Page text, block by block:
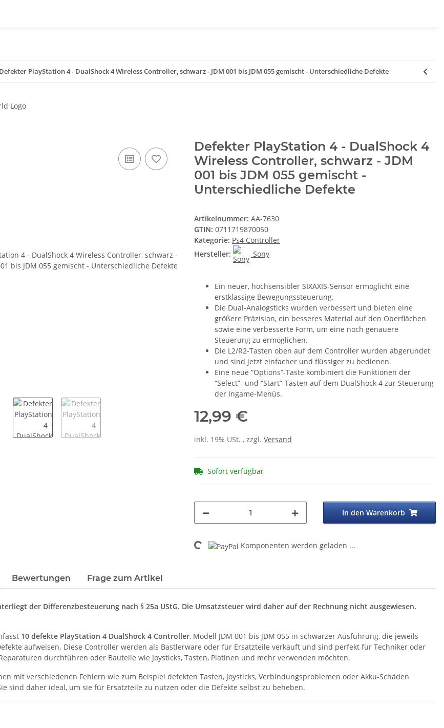
Defekter PlayStation 4 - DualShock 4 Wireless Controller, schwarz - JDM 001 bis JDM 055 gemischt - Unterschiedliche Defekte
Defekter PlayStation 4 - DualShock 4
Wireless Controller, schwarz - JDM
001 bis JDM 055 gemischt -
Unterschiedliche Defekte
Artikelnummer: AA-7630
GTIN: 0711719870050
Kategorie: Ps4 Controller
Hersteller:
Sony
Ein neuer, hochsensibler SIXAXIS-Sensor ermöglicht eine
erstklassige Bewegungssteuerung.
Die Dual-Analogsticks wurden verbessert und bieten eine
größere Präzision, ein besseres Material auf den Oberflächen
sowie eine verbesserte Form, um eine noch genauere
Steuerung zu ermöglichen.
Die L2/R2-Tasten oben auf dem Controller wurden abgerundet
und sind jetzt einfacher und flüssiger zu bedienen.
Eine neue “Options”-Taste kombiniert die Funktionen der
“Select”- und “Start”-Tasten auf dem DualShock 4 zur Steuerung
der Ingame-Menüs.
12,99 €
inkl. 19% USt. , zzgl. Versand
Sofort verfügbar
In den Warenkorb
Loading... Komponenten werden geladen ...
anzeigen
Bewertungen Frage zum Artikel
der Differenzbesteuerung nach § 25a UStG. Die Umsatzsteuer wird daher auf der Rechnung nicht ausgewiesen.
10 defekte PlayStation 4 DualShock 4 Controller, Modell JDM 001 bis JDM 055 in schwarzer Ausführung, die jeweils
aufweisen. Diese Controller werden als Bastlerware oder für Ersatzteile verkauft und sind perfekt für Techniker oder
durchführen oder Bauteile wie Joysticks, Tasten, Platinen und mehr verwenden möchten.
mit verschiedenen Fehlern wie zum Beispiel defekten Tasten, Joysticks, Verbindungsproblemen oder Akku-Schäden
sind daher ideal, um sie für Ersatzteile zu nutzen oder die Defekte selbst zu beheben.